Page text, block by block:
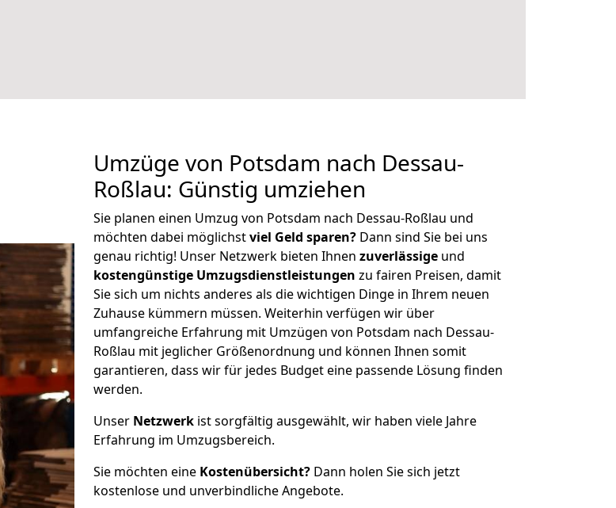
Umzüge von Potsdam nach Dessau-
Roßlau: Günstig umziehen
Sie planen einen Umzug von Potsdam nach Dessau-Roßlau und
möchten dabei möglichstviel Geld sparen? Dann sind Sie bei uns
genau richtig! Unser Netzwerk bieten Ihnen zuverlässige und
kostengünstige Umzugsdienstleistungen zu fairen Preisen, damit
Sie sich um nichts anderes als die wichtigen Dinge in Ihrem neuen
Zuhause kümmern müssen. Weiterhin verfügen wir über
umfangreiche Erfahrung mit Umzügen von Potsdam nach Dessau-
Roßlau mit jeglicher Größenordnung und können Ihnen somit
garantieren, dass wir für jedes Budget eine passende Lösung finden
werden.
Unser Netzwerk ist sorgfältig ausgewählt, wir haben viele Jahre
Erfahrung im Umzugsbereich.
Sie möchten eine Kostenübersicht? Dann holen Sie sich jetzt
kostenlose und unverbindliche Angebote.